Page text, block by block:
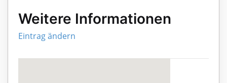
Weitere Informationen
Eintrag ändern